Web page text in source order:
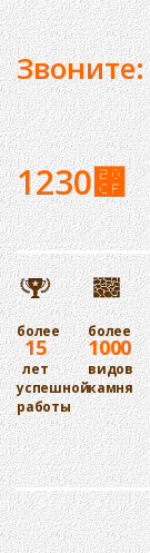
Звоните:
1230⃏
более
15
лет
успешной
работы
более
1000
видов
камня